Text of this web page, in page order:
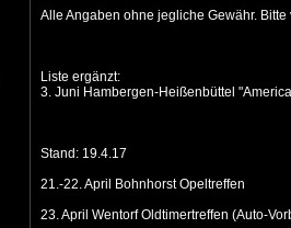
Alle Angaben ohne jegliche Gewähr.
Liste ergänzt:
3. Juni Hambergen-Heißenbüttel
Stand: 19.4.17
21.-22. April Bohnhorst Opeltreffen
23. April Wentorf Oldtimertreffen (Auto-